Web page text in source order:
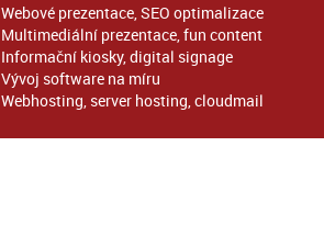
Webové prezentace, SEO optimalizace
Multimediální prezentace, fun content
Informační kiosky, digital signage
Vývoj software na míru
Webhosting, server hosting, cloudmail